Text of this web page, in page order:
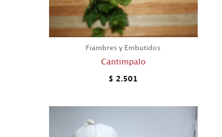
Fiambres y Embutidos
Cantimpalo
$ 2.501